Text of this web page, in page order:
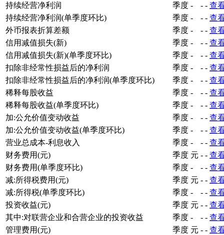
持续经营净利润
季度 - - - 查
持续经营净利润(单季度环比)
季度 - - - 查
外币报表折算差额
季度 - - - 查
信用减值损失(新)
季度 - - - 查
信用减值损失(新)(单季度环比)
季度 - - - 查
扣除非经常性损益后的净利润
季度 - - - 查
扣除非经常性损益后的净利润(单季度环比)
季度 - - - 查
稀释每股收益
季度 - - - 查
稀释每股收益(单季度环比)
季度 - - - 查
加:公允价值变动收益
季度 - - - 查
加:公允价值变动收益(单季度环比)
季度 - - - 查
营业总成本-利息收入
季度 - - - 查
财务费用(元)
季度 元 - - 查
财务费用(单季度环比)
季度 - - - 查
减:所得税费用(元)
季度 元 - - 查
减:所得税(单季度环比)
季度 - - - 查
投资收益(元)
季度 元 - - 查
其中:对联营企业和合营企业的投资收益
季度 - - - 查
管理费用(元)
季度 元 - - 查